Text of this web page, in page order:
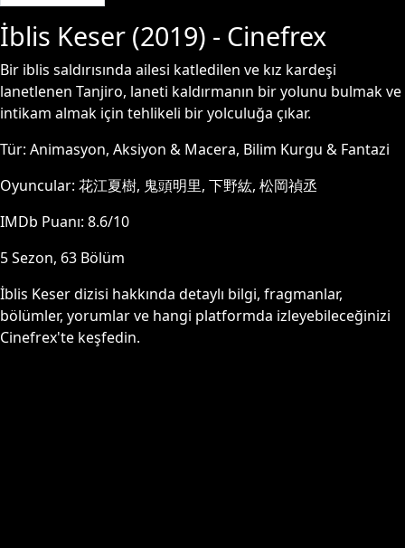
İblis Keser (2019) - Cinefrex
Bir iblis saldırısında ailesi katledilen ve kız kardeşi
lanetlenen Tanjiro, laneti kaldırmanın bir yolunu bulmak ve
intikam almak için tehlikeli bir yolculuğa çıkar.
Tür: Animasyon, Aksiyon & Macera, Bilim Kurgu & Fantazi
Oyuncular: 花江夏樹, 鬼頭明里, 下野紘, 松岡禎丞
IMDb Puanı: 8.6/10
5Sezon, 63 Bölüm
İblis Keserdizisi hakkında detaylı bilgi, fragmanlar,
bölümler, yorumlar ve hangi platformda izleyebileceğinizi
Cinefrex'te keşfedin.